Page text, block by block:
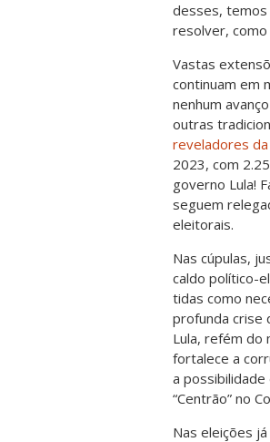
desses, temos
resolver,
Vastas
continuam em
nenhum
outras
reveladores da
2023, com
governo Lula!
seguem
eleitorais.
Nas cúpulas,
caldo político-
tidas como
profunda crise
Lula, refém do
fortalece a
a
“Centrão” no
Nas eleições